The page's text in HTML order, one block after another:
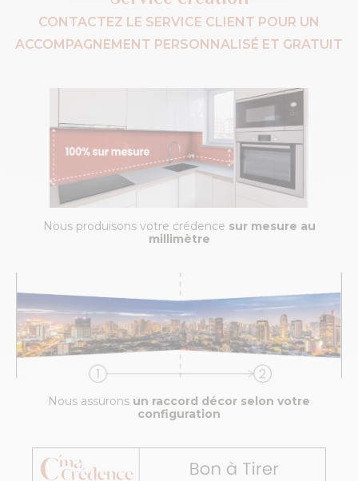
CONTACTEZ LE SERVICE CLIENT POUR UN
ACCOMPAGNEMENT PERSONNALISÉ ET GRATUIT
Nous produisons votre crédence sur mesure au
millimètre
Nous assurons un raccord décor selon votre
configuration